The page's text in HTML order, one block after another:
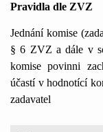
Pravidla dle ZVZ
Jednání komise
§ 6 ZVZ a dále v
komise povinni
účastí v hodnotící
zadavatel